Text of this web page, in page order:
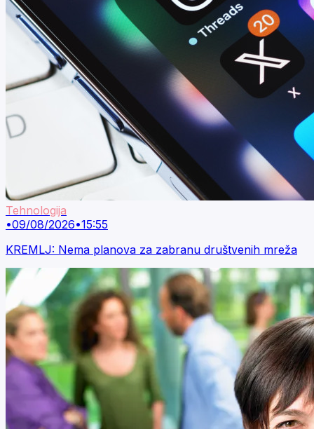
Tehnologija
•09/08/2026•15:55
KREMLJ: Nema planova za zabranu društvenih mreža